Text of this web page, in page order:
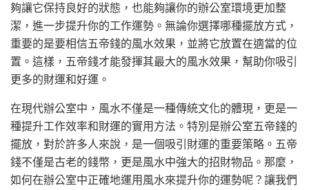
夠讓它保持良好的狀態，也能夠讓你的辦公室環境更加整
潔，進一步提升你的工作運勢。無論你選擇哪種擺放方式，
重要的是要相信五帝錢的風水效果，並將它放置在適當的位
置。這樣，五帝錢才能發揮其最大的風水效果，幫助你吸引
更多的財運和好運。
在現代辦公室中，風水不僅是一種傳統文化的體現，更是一
種提升工作效率和財運的實用方法。特別是辦公室五帝錢的
擺放，對於許多人來說，是一個吸引財運的重要策略。五帝
錢不僅是古老的錢幣，更是風水中強大的招財物品。那麼，
如何在辦公室中正確地運用風水來提升你的運勢呢？讓我們